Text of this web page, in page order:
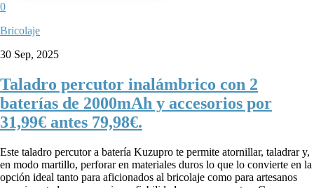
0
Bricolaje
30 Sep, 2025
Taladro percutor inalámbrico con 2
baterías de 2000mAh y accesorios por
31,99€ antes 79,98€.
Este taladro percutor a batería Kuzupro te permite atornillar, taladrar y,
en modo martillo, perforar en materiales duros lo que lo convierte en la
opción ideal tanto para aficionados al bricolaje como para artesanos